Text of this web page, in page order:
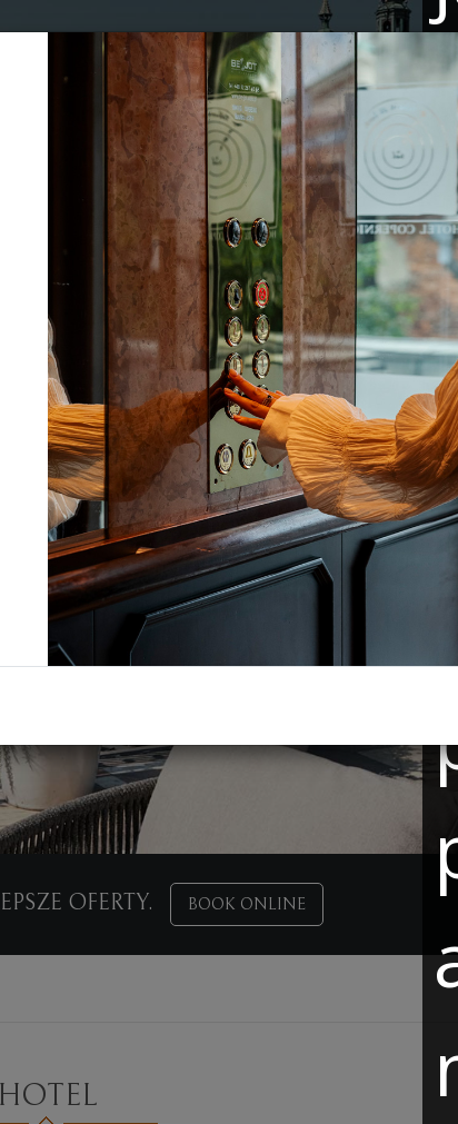
KONTAKT GALERIA OFERTY SPECJALNE
Dzieci 0 - 3 Dzieci 4 - 9
SZUKAJ
Masz kod rabatowy? Podaj go w
OFERTY. BOOK ONLINE
HOTEL